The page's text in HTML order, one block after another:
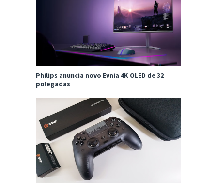
Philips anuncia novo Evnia 4K OLED de 32
polegadas